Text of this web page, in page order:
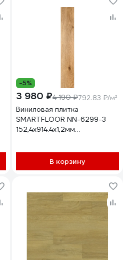
-5%
3 980 ₽4 190 ₽792.83 ₽/м²
Виниловая плитка
SMARTFLOOR NN-6299-3
152,4х914.4х1,2мм
В корзину